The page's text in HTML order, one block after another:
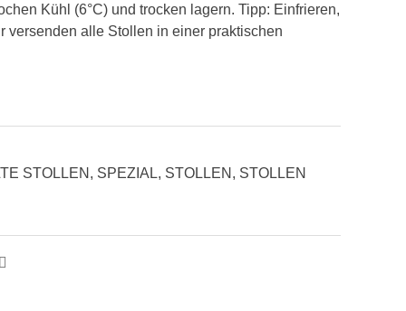
Kühl (6°C) und trocken lagern. Tipp: Einfrieren,
versenden alle Stollen in einer praktischen
STOLLEN , SPEZIAL, STOLLEN , STOLLEN